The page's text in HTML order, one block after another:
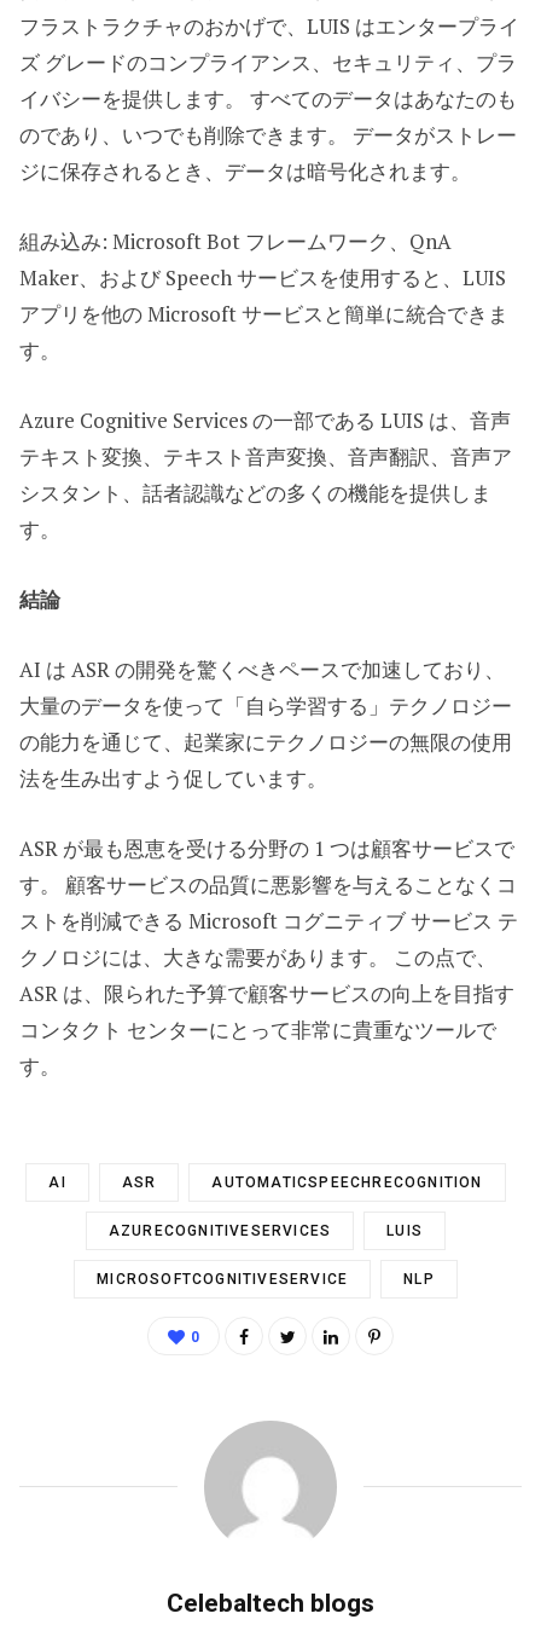
フラストラクチャのおかげで、LUIS はエンタープライ
ズ グレードのコンプライアンス、セキュリティ、プラ
イバシーを提供します。 すべてのデータはあなたのも
のであり、いつでも削除できます。 データがストレー
ジに保存されるとき、データは暗号化されます。
組み込み: Microsoft Bot フレームワーク、QnA
Maker、および Speech サービスを使用すると、LUIS
アプリを他の Microsoft サービスと簡単に統合できま
す。
Azure Cognitive Services の一部である LUIS は、音声
テキスト変換、テキスト音声変換、音声翻訳、音声ア
シスタント、話者認識などの多くの機能を提供しま
す。
結論
AI は ASR の開発を驚くべきペースで加速しており、
大量のデータを使って「自ら学習する」テクノロジー
の能力を通じて、起業家にテクノロジーの無限の使用
法を生み出すよう促しています。
ASR が最も恩恵を受ける分野の 1 つは顧客サービスで
す。 顧客サービスの品質に悪影響を与えることなくコ
ストを削減できる Microsoft コグニティブ サービス テ
クノロジには、大きな需要があります。 この点で、
ASR は、限られた予算で顧客サービスの向上を目指す
コンタクト センターにとって非常に貴重なツールで
す。
AI ASR AUTOMATICSPEECHRECOGNITION
AZURECOGNITIVESERVICES LUIS
MICROSOFTCOGNITIVESERVICE NLP
0
Celebaltech blogs